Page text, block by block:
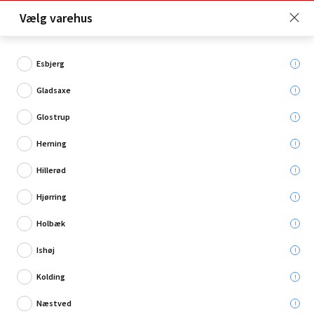
Click & Collect er gratis for Premium medlemmer -
Hvad søger du?
Spotlamper
Vælg varehus
Esbjerg
Gladsaxe
Glostrup
Herning
Hillerød
Hjørring
Holbæk
Ishøj
Kolding
Næstved